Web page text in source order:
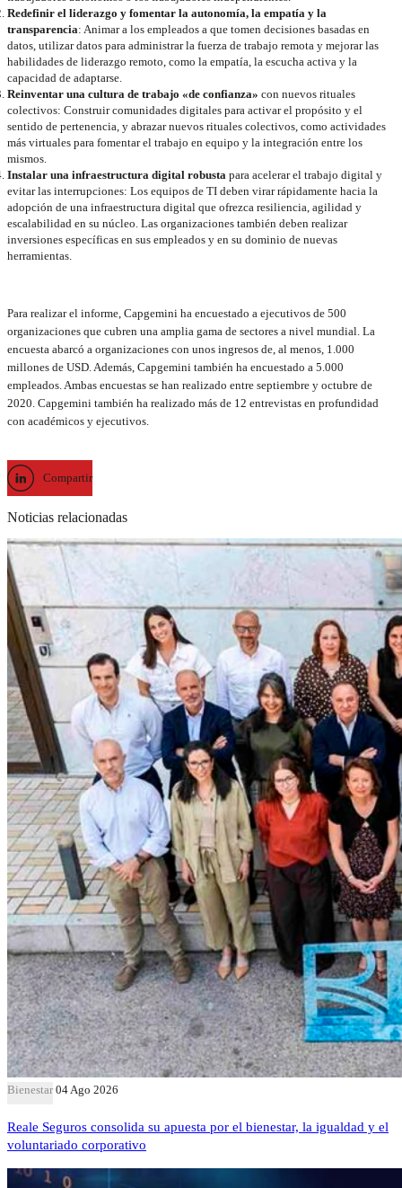
Redefinir el liderazgo y fomentar la autonomía, la empatía y la
transparencia: Animar a los empleados a que tomen decisiones basadas en
datos, utilizar datos para administrar la fuerza de trabajo remota y mejorar las
habilidades de liderazgo remoto, como la empatía, la escucha activa y la
capacidad de adaptarse.
Reinventar una cultura de trabajo «de confianza» con nuevos rituales
colectivos: Construir comunidades digitales para activar el propósito y el
sentido de pertenencia, y abrazar nuevos rituales colectivos, como actividades
más virtuales para fomentar el trabajo en equipo y la integración entre los
mismos.
Instalar una infraestructura digital robusta para acelerar el trabajo digital y
evitar las interrupciones: Los equipos de TI deben virar rápidamente hacia la
adopción de una infraestructura digital que ofrezca resiliencia, agilidad y
escalabilidad en su núcleo. Las organizaciones también deben realizar
inversiones específicas en sus empleados y en su dominio de nuevas
herramientas.
Para realizar el informe, Capgemini ha encuestado a ejecutivos de 500
organizaciones que cubren una amplia gama de sectores a nivel mundial. La
encuesta abarcó a organizaciones con unos ingresos de, al menos, 1.000
millones de USD. Además, Capgemini también ha encuestado a 5.000
empleados. Ambas encuestas se han realizado entre septiembre y octubre de
2020. Capgemini también ha realizado más de 12 entrevistas en profundidad
con académicos y ejecutivos.
Compartir
Noticias relacionadas
Bienestar 04 Ago 2026
Reale Seguros consolida su apuesta por el bienestar, la igualdad y el
voluntariado corporativo